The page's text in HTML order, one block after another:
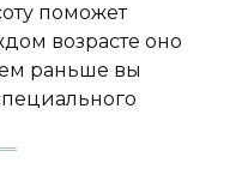
поможет
возрасте оно
раньше вы